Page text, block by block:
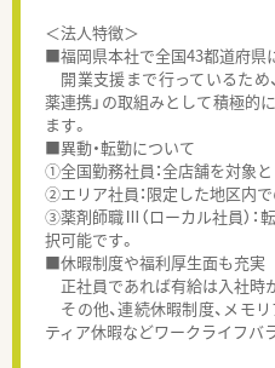
＜法人特徴＞
■福岡県本社で全国43都道府県
開業支援まで行っているため
薬連携」の取組みとして積極的
ます。
■異動・転勤について
①全国勤務社員：全店舗を対象
②エリア社員：限定した地区内
③薬剤師職Ⅲ（ローカル社員）：
択可能です。
■休暇制度や福利厚生面も充実
正社員であれば有給は入社時
その他、連続休暇制度、メモ
ティア休暇などワークライフバ